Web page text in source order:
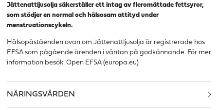
Jättenattljusolja säkerställer ett intag av fleromättade fettsyror,
som stödjer en normal och hälsosam attityd under
menstruationscykeln.
Hälsopåståenden ovan om Jättenattljusolja är registrerade hos
EFSA som pågående ärenden i väntan på godkännande. För mer
information besök: Open EFSA (europa.eu)
NÄRINGSVÄRDEN